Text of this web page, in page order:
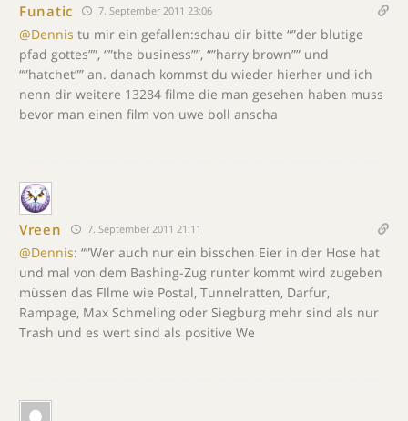
Funatic 7. September 2011 23:06
@Dennis tu mir ein gefallen:schau dir bitte “”der blutige
pfad gottes””, “”the business””, “”harry brown”” und
“”hatchet”” an. danach kommst du wieder hierher und ich
nenn dir weitere 13284 filme die man gesehen haben muss
bevor man einen film von uwe boll anscha
Vreen 7. September 2011 21:11
@Dennis: “”Wer auch nur ein bisschen Eier in der Hose hat
und mal von dem Bashing-Zug runter kommt wird zugeben
müssen das FIlme wie Postal, Tunnelratten, Darfur,
Rampage, Max Schmeling oder Siegburg mehr sind als nur
Trash und es wert sind als positive We